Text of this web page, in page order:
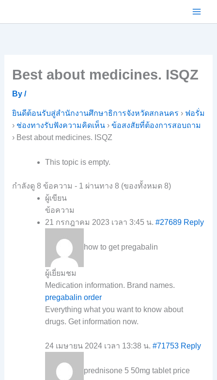
Best about medicines. ISQZ
By /
ยินดีต้อนรับสู่สำนักงานศึกษาธิการจังหวัดสกลนคร › ฟอรั่ม
› ช่องทางรับฟังความคิดเห็น › ข้อสงสัยที่ต้องการสอบถาม
› Best about medicines. ISQZ
This topic is empty.
กำลังดู 8 ข้อความ - 1 ผ่านทาง 8 (ของทั้งหมด 8)
ผู้เขียน
ข้อความ
21 กรกฎาคม 2023 เวลา 3:45 น. #27689 Reply
how to get pregabalin
ผู้เยี่ยมชม
Medication information. Brand names.
pregabalin order
Everything what you want to know about
drugs. Get information now.
24 เมษายน 2024 เวลา 13:38 น. #71753 Reply
prednisone 5 50mg tablet price